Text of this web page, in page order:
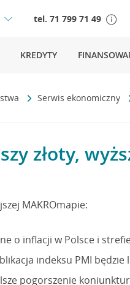
tel. 71 799 71 49
KREDYTY
Serwis ekonomiczny
złoty,
MAKROmapie:
o inflacji w Polsce i
indeksu PMI będzie
pogorszenie